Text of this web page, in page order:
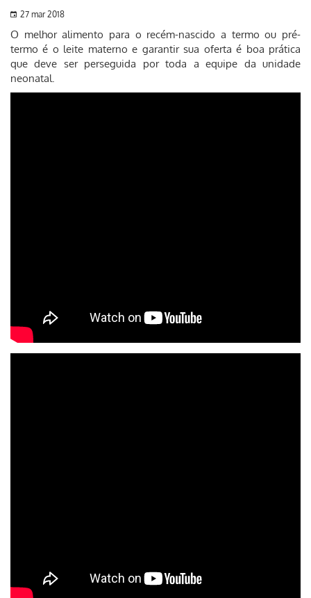
27 mar 2018
O melhor alimento para o recém-nascido a termo ou pré-
termo é o leite materno e garantir sua oferta é boa prática
que deve ser perseguida por toda a equipe da unidade
neonatal.